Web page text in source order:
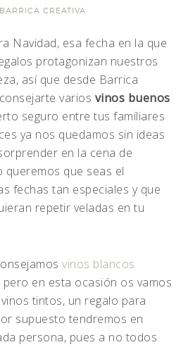
BARRICA CREATIVA
Navidad, esa fecha en la que
protagonizan nuestros
así que desde Barrica
varios vinos buenos
seguro entre tus familiares
ya nos quedamos sin ideas
en la cena de
que seas el
fechas tan especiales y que
repetir veladas en tu
vinos blancos
pero en esta ocasión os vamos
tintos, un regalo para
supuesto tendremos en
persona, pues a no todos